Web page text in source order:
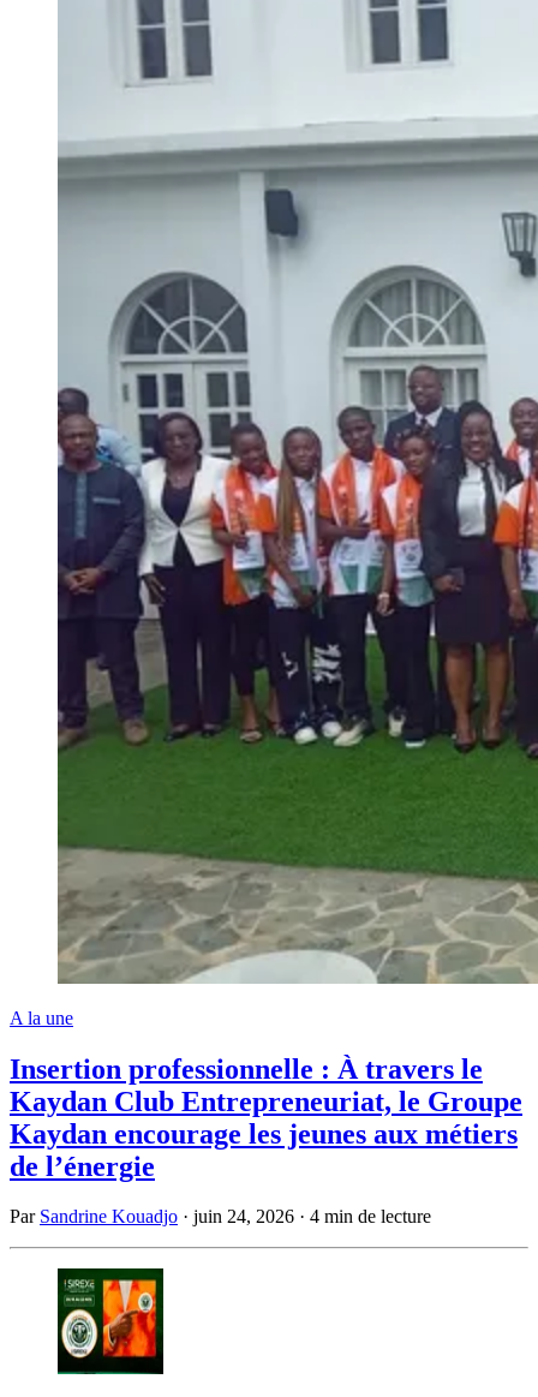
A la une
Insertion professionnelle : À travers le
Kaydan Club Entrepreneuriat, le Groupe
Kaydan encourage les jeunes aux métiers
de l’énergie
Par Sandrine Kouadjo · juin 24, 2026 · 4 min de lecture